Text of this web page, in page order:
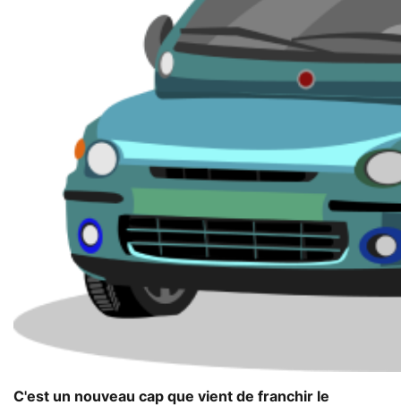
C'est un nouveau cap que vient de franchir le